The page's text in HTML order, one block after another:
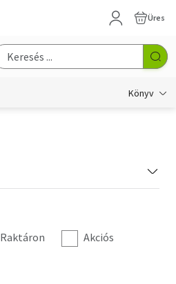
Üres
Könyv
Raktáron Akciós